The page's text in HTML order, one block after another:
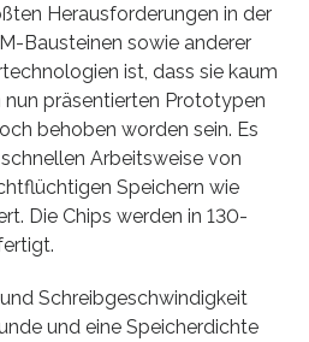
Herausforderungen in der
Bausteinen sowie anderer
ist, dass sie kaum
nun präsentierten Prototypen
behoben worden sein. Es
Arbeitsweise von
Speichern wie
Die Chips werden in 130-
Schreibgeschwindigkeit
und eine Speicherdichte